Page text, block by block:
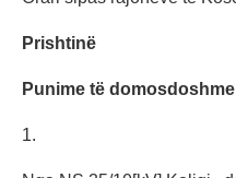
Prishtinë
Punime të
1.